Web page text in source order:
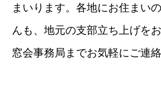
まいります。各地にお住まい
んも、地元の支部立ち上げを
窓会事務局までお気軽にご連絡